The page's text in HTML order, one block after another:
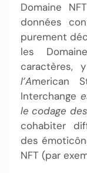
Domaine
données
purement
les
caractères,
l’American
Interchange
le codage
cohabiter
des
NFT (par